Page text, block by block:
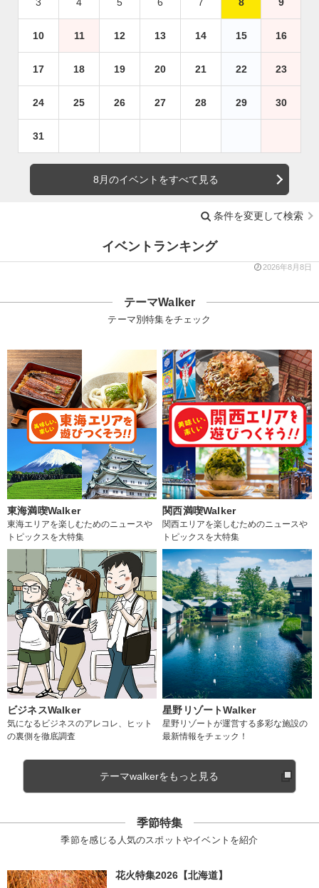
10 11 12 13 14 15 16
17 18 19 20 21 22 23
24 25 26 27 28 29 30
31
8月のイベントをすべて見る
条件を変更して検索
イベントランキング
2026年8月8日
テーマWalker
テーマ別特集をチェック
東海満喫Walker
東海エリアを楽しむためのニュースや
トピックスを大特集
関西満喫Walker
関西エリアを楽しむためのニュースや
トピックスを大特集
ビジネスWalker
気になるビジネスのアレコレ、ヒット
の裏側を徹底調査
星野リゾートWalker
星野リゾートが運営する多彩な施設の
最新情報をチェック！
テーマwalkerをもっと見る
季節特集
季節を感じる人気のスポットやイベントを紹介
花火特集2026【北海道】